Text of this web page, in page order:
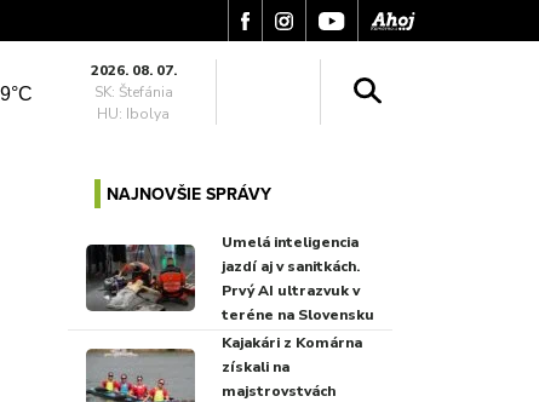
2026. 08. 07.
SK: Štefánia
HU: Ibolya
NAJNOVŠIE SPRÁVY
Umelá inteligencia
jazdí aj v sanitkách.
Prvý AI ultrazvuk v
teréne na Slovensku
Kajakári z Komárna
získali na
majstrovstvách